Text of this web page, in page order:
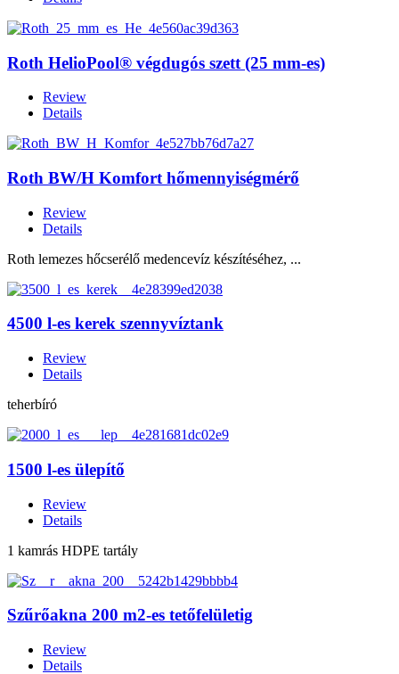
Roth HelioPool® végdugós szett (25 mm-es)
Review
Details
Roth BW/H Komfort hőmennyiségmérő
Review
Details
Roth lemezes hőcserélő medencevíz készítéséhez, ...
4500 l-es kerek szennyvíztank
Review
Details
teherbíró
1500 l-es ülepítő
Review
Details
1 kamrás HDPE tartály
Szűrőakna 200 m2-es tetőfelületig
Review
Details